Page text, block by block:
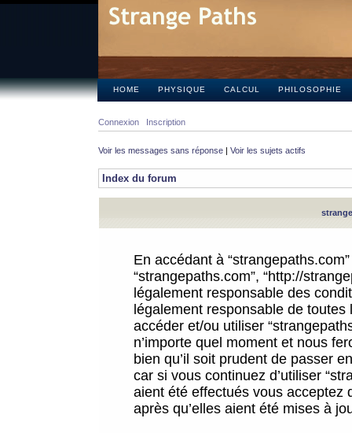
HOME PHYSIQUE CALCUL PHILOSOPHIE
Connexion Inscription
Voir les messages sans réponse | Voir les sujets actifs
Index du forum
En accédant à
“strangepaths.com”, “http://
légalement responsable des
légalement responsable de
accéder et/ou utiliser
n’importe quel moment et nous
bien qu’il soit prudent de passer
car si vous continuez d’utiliser
aient été effectués vous acceptez
après qu’elles aient été mises à